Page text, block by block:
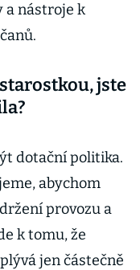
a nástroje k
jste
dotační politika.
abychom
provozu a
k tomu, že
jen částečně